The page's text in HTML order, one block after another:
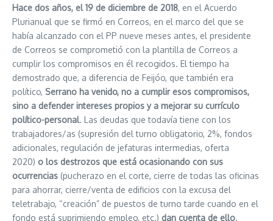
Hace dos años, el 19 de diciembre de 2018, en el Acuerdo
Plurianual que se firmó en Correos, en el marco del que se
había alcanzado con el PP nueve meses antes, el presidente
de Correos se comprometió con la plantilla de Correos a
cumplir los compromisos en él recogidos. El tiempo ha
demostrado que, a diferencia de Feijóo, que también era
político, Serrano ha venido, no a cumplir esos compromisos,
sino a defender intereses propios y a mejorar su currículo
político-personal. Las deudas que todavía tiene con los
trabajadores/as (supresión del turno obligatorio, 2%, fondos
adicionales, regulación de jefaturas intermedias, oferta
2020) o los destrozos que está ocasionando con sus
ocurrencias (pucherazo en el corte, cierre de todas las oficinas
para ahorrar, cierre/venta de edificios con la excusa del
teletrabajo, “creación” de puestos de turno tarde cuando en el
fondo está suprimiendo empleo, etc.) dan cuenta de ello.